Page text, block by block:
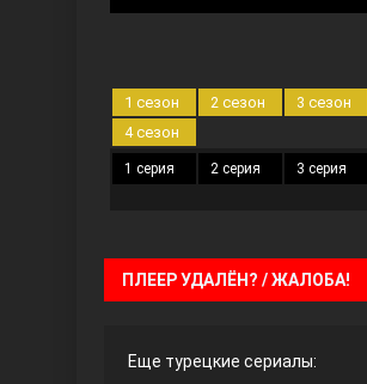
1 сезон 2 сезон
3 сезон
4 сезон
1 серия 2 серия 3 серия
ПЛЕЕР УДАЛЁН? / ЖАЛОБА!
Еще турецкие сериалы: